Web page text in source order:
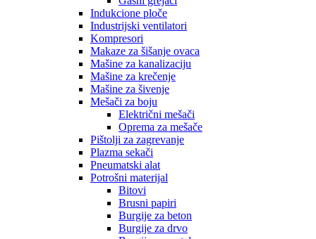
Indukcione ploče
Industrijski ventilatori
Kompresori
Makaze za šišanje ovaca
Mašine za kanalizaciju
Mašine za krečenje
Mašine za šivenje
Mešači za boju
Električni mešači
Oprema za mešače
Pištolji za zagrevanje
Plazma sekači
Pneumatski alat
Potrošni materijal
Bitovi
Brusni papiri
Burgije za beton
Burgije za drvo